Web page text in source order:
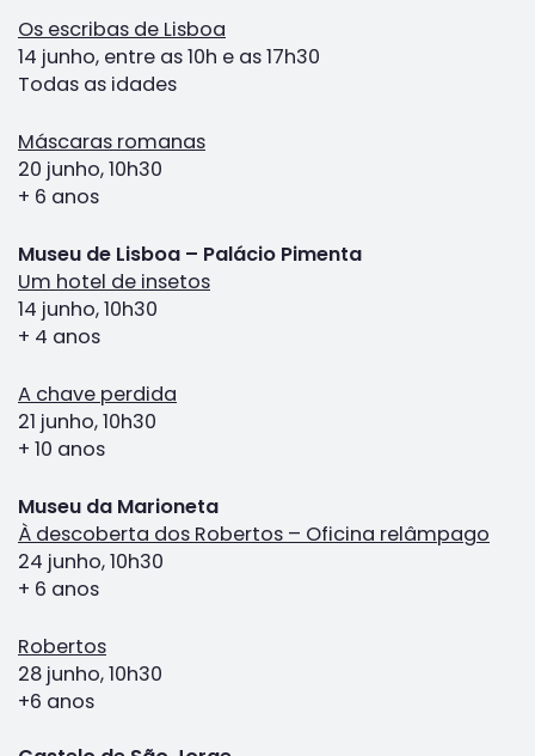
Os escribas de Lisboa
14 junho, entre as 10h e as 17h30
Todas as idades
Máscaras romanas
20 junho, 10h30
+ 6 anos
Museu de Lisboa – Palácio Pimenta
Um hotel de insetos
14 junho, 10h30
+ 4 anos
A chave perdida
21 junho, 10h30
+ 10 anos
Museu da Marioneta
À descoberta dos Robertos – Oficina relâmpago
24 junho, 10h30
+ 6 anos
Robertos
28 junho, 10h30
+6 anos